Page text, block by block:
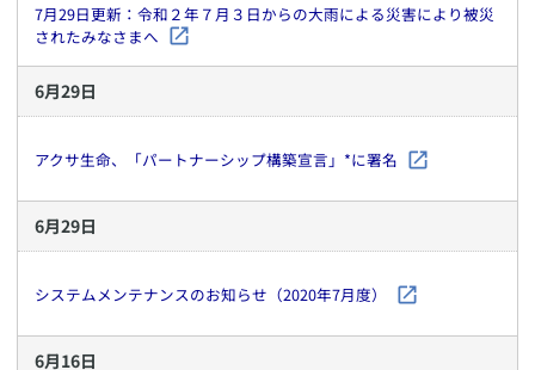
7月29日更新：令和２年７月３日からの大雨による災害により被災
されたみなさまへ
6月29日
アクサ生命、「パートナーシップ構築宣言」*に署名
6月29日
システムメンテナンスのお知らせ（2020年7月度）
6月16日